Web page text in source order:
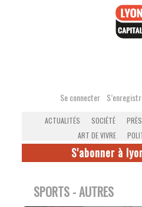
Se connecter
ACTUALITÉS SOCIÉTÉ
ART DE VIVRE
S'abonner à
SPORTS - AUTRES